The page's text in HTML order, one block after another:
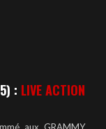
: LIVE ACTION